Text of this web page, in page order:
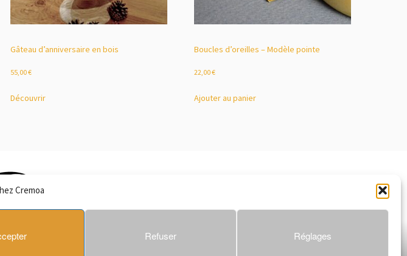
Cremoa
Refuser Réglages
Gâteau d’anniversaire en bois
55,00€
Découvrir
Boucles d’oreilles – Modèle pointe
22,00€
Ajouter au panier